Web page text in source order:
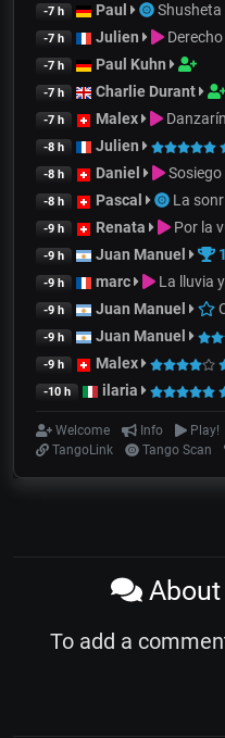
-7 h Paul
-7 h Julien
-7 h Paul Kuhn
-7 h Charlie Durant
-7 h Malex Danzarín
-8 h Julien
-8 h Daniel
-8 h Pascal La
-9 h Renata Por la
-9 h Juan Manuel 1
-9 h marc La lluvia
-9 h Juan Manuel
-9 h Juan Manuel
-9 h Malex
-10 h ilaria
Welcome Info Play!
TangoLink
Tango Scan
About
To add a